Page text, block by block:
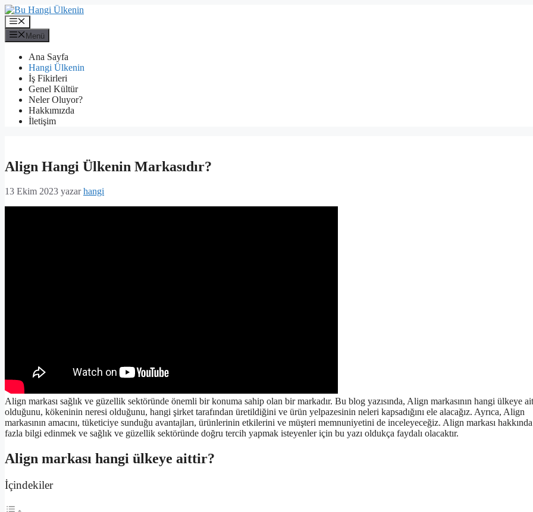
İçeriğe
atla
Menü
Menü
Ana Sayfa
Hangi Ülkenin
İş Fikirleri
Genel Kültür
Neler Oluyor?
Hakkımızda
İletişim
Align Hangi Ülkenin Markasıdır?
13 Ekim 2023 yazarhangi
Align markası sağlık ve güzellik sektöründe önemli bir konuma sahip olan bir markadır. Bu blog yazısında, Align markasının hangi ülkeye ait
olduğunu, kökeninin neresi olduğunu, hangi şirket tarafından üretildiğini ve ürün yelpazesinin neleri kapsadığını ele alacağız. Ayrıca, Align
markasının amacını, tüketiciye sunduğu avantajları, ürünlerinin etkilerini ve müşteri memnuniyetini de inceleyeceğiz. Align markası
fazla bilgi edinmek ve sağlık ve güzellik sektöründe doğru tercih yapmak isteyenler için bu yazı oldukça faydalı olacaktır.
Align markası hangi ülkeye aittir?
İçindekiler